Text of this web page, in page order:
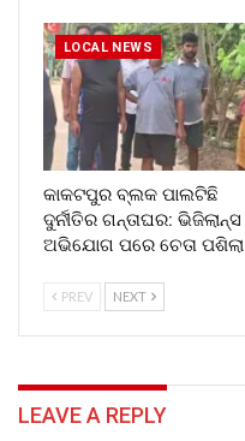
LOCAL NEWS
​କାକଟପୁର ବ୍ଲକ ପାଲଟିଛି
ଦୁର୍ନୀତିର ଗନ୍ତାଘର: ଭିଜିଲାନ୍ସ
ଅଭିଯୋଗ ପରେ ଚେତା ପଶିଲା
PREV NEXT
LEAVE A REPLY